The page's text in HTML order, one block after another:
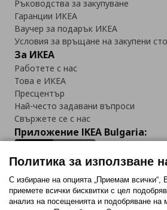
Ръководства за закупуване
Гаранции ИКЕА
Ваучер за подарък ИКЕА
Условия за връщане на закупени
За ИКЕА
Работете с нас
Това е ИКЕА
Пресцентър
Най-често задавани въпроси
Свържете се с нас
Приложение IKEA Bulgaria:
Последвайте ни:
Политика за използване
С избиране на опцията „Приемам всички“,
приемете всички бисквитки с цел
анализ на посещенията и подобряване на